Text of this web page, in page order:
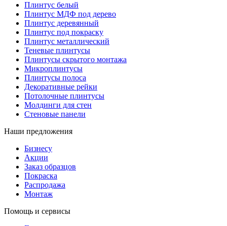
Плинтус белый
Плинтус МДФ под дерево
Плинтус деревянный
Плинтус под покраску
Плинтус металлический
Теневые плинтусы
Плинтусы скрытого монтажа
Микроплинтусы
Плинтусы полоса
Декоративные рейки
Потолочные плинтусы
Молдинги для стен
Стеновые панели
Наши предложения
Бизнесу
Акции
Заказ образцов
Покраска
Распродажа
Монтаж
Помощь и сервисы